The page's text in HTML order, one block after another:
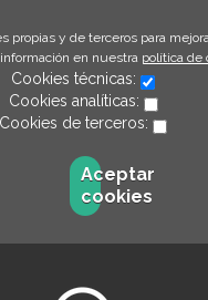
propias y de terceros para
en nuestra política de
Cookies técnicas:
Cookies analíticas:
Cookies de terceros:
Aceptar
cookies